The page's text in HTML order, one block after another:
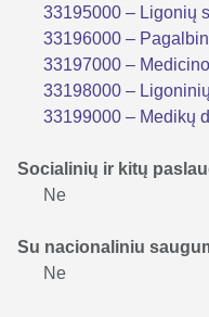
33195000 – Ligonių
33196000 –
33197000 –
33198000 –
33199000 – Medikų
Socialinių ir kitų
Ne
Su nacionaliniu
Ne